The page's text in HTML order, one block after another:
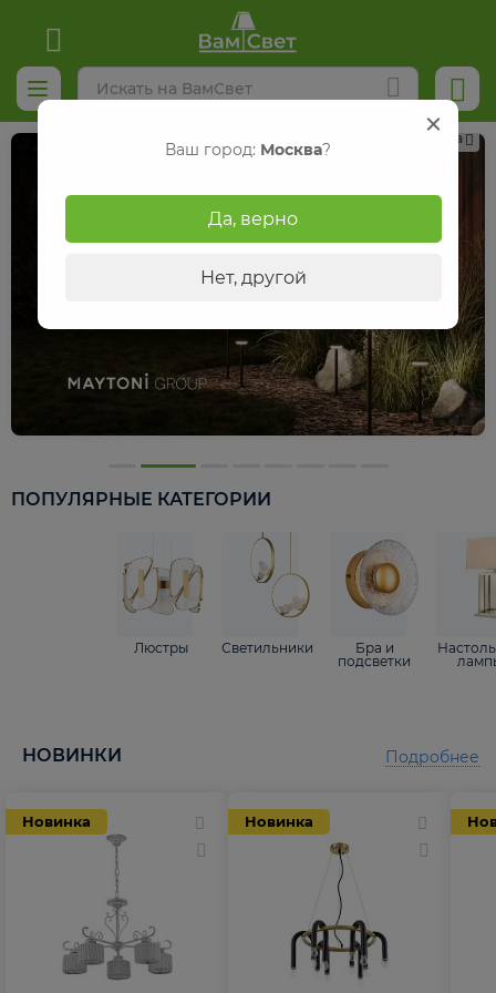
Реклама
ПОПУЛЯРНЫЕ КАТЕГОРИИ
Люстры Светильники
Бра и
подсветки
НОВИНКИ
Новинка Новинка
Подробнее
Ваш город: Москва?
Да, верно
Нет, другой